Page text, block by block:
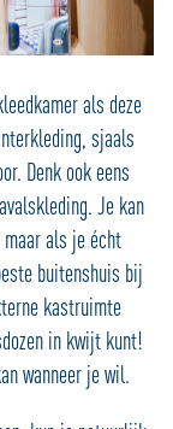
als deze
sjaals
Denk ook eens
Je kan
maar als je écht
buitenshuis bij
kastruimte
in kwijt kunt!
wanneer je wil.